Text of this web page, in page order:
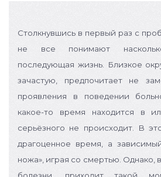
Столкнувшись в первый раз с
не все понимают
последующая жизнь. Близкое
зачастую, предпочитает не
проявления в поведении
какое-то время находится в
серьёзного не происходит.
В
драгоценное время, а
ножа», играя со смертью. Однако,
болезни, приходит такой